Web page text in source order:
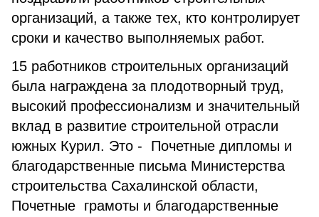
организаций, а также тех, кто контролирует
сроки и качество выполняемых работ.
15 работников строительных организаций
была награждена за плодотворный труд,
высокий профессионализм и значительный
вклад в развитие строительной отрасли
южных Курил. Это - Почетные дипломы и
благодарственные письма Министерства
строительства Сахалинской области,
Почетные грамоты и благодарственные